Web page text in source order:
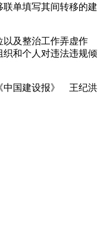
单填写其间转移的建
以及整治工作弄虚作
和个人对违法违规倾
国建设报》 王纪洪